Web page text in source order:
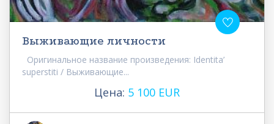
Выживающие личности
Оригинальное название произведения: Identita’
superstiti / Выживающие...
Цена: 5 100 EUR